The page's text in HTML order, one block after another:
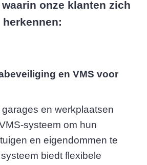
onze klanten zich
herkennen:
en VMS voor
en werkplaatsen
systeem om hun
en eigendommen te
biedt flexibele